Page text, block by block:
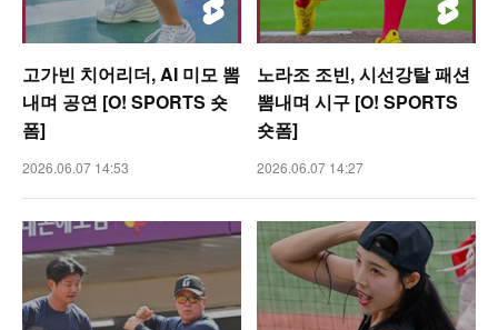
고가빈 치어리더, AI 미모 뽐
내며 공연 [O! SPORTS 숏
폼]
2026.06.07 14:53
노라조 조빈, 시선강탈 패션
뽐내며 시구 [O! SPORTS
숏폼]
2026.06.07 14:27